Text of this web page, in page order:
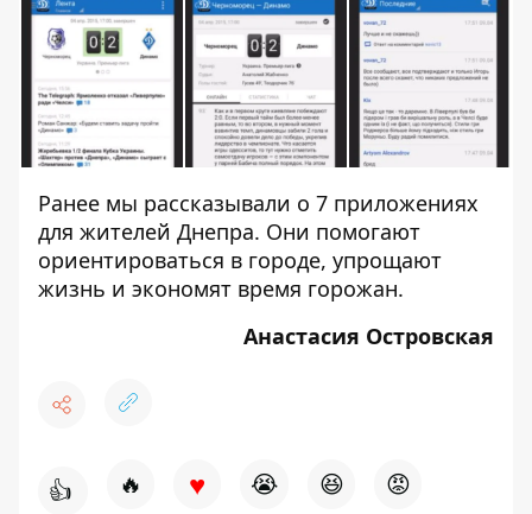
Ранее мы рассказывали о 7 приложениях
для жителей Днепра. Они помогают
ориентироваться в городе, упрощают
жизнь и экономят время горожан.
Анастасия Островская
👍 🔥 ♥ 😭 😆 😡